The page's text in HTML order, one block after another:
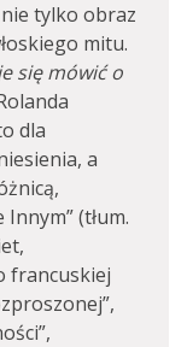
tylko obraz
mitu.
się mówić o
dla
a
(tłum.
francuskiej